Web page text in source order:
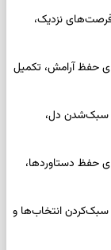
| نقش‌هایی از فرصت‌های نزدیک،
| نشانه‌هایی برای حفظ آرامش، تکمیل
| نیت‌هایی برای سبک‌شدن دل،
۱۴۰۵ | کارت‌هایی برای حفظ دستاوردها،
مرداد ۱۴۰۵ | روزی برای سبک‌کردن انتخاب‌ها و